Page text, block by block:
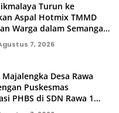
Turun ke
Aspal Hotmix TMMD
Warga dalam Semangat
7, 2026
Majalengka Desa Rawa
Puskesmas
PHBS di SDN Rawa 1